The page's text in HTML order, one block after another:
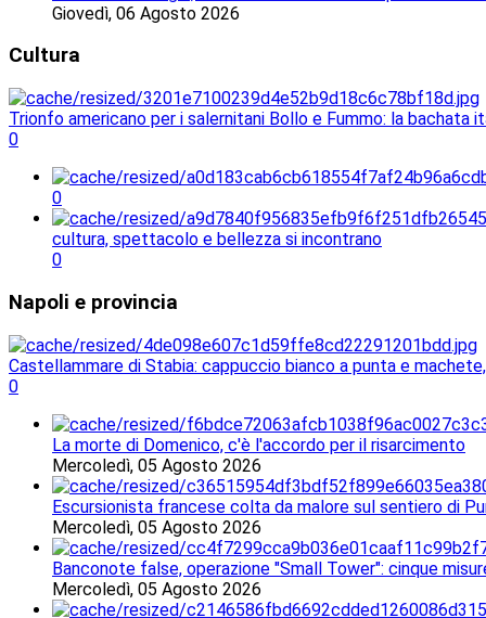
Giovedì, 06 Agosto 2026
Cultura
Trionfo americano per i salernitani Bollo e Fummo: la bachata
0
0
cultura, spettacolo e bellezza si incontrano
0
Napoli e provincia
Castellammare di Stabia: cappuccio bianco a punta e
0
La morte di Domenico, c'è l'accordo per il risarcimento
Mercoledì, 05 Agosto 2026
Escursionista francese colta da malore sul sentiero di
Mercoledì, 05 Agosto 2026
Banconote false, operazione "Small Tower": cinque
Mercoledì, 05 Agosto 2026